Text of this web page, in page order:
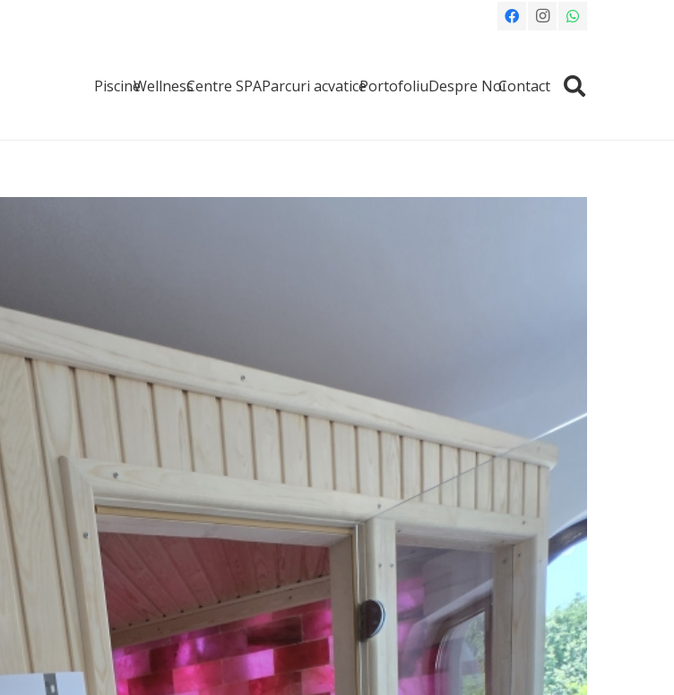
PiscineWellnessCentre SPAParcuri acvaticePortofoliuDespre NoiContact